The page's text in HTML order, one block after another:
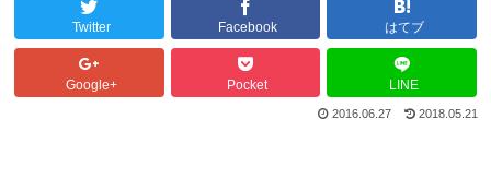
Twitter Facebook はてブ
Google+ Pocket LINE
2016.06.27 2018.05.21